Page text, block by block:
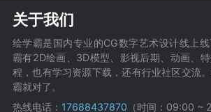
关于我们
绘学霸是国内专业的CG数字艺术设计线上
霸有2D绘画、3D模型、影视后期、动画、
程，也有学习资源下载，还有行业社区交流
霸就对了。
热线电话： 17688437870 （时间：09:00 ~